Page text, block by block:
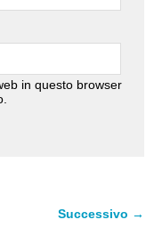
in questo browser
Successivo →